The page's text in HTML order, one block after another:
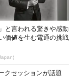
開発は、フロントエ
く、しかも、短納期
いわば、プログラマ
と言われる驚きや感動
価値を生む電通の挑戦
クセッションが話題